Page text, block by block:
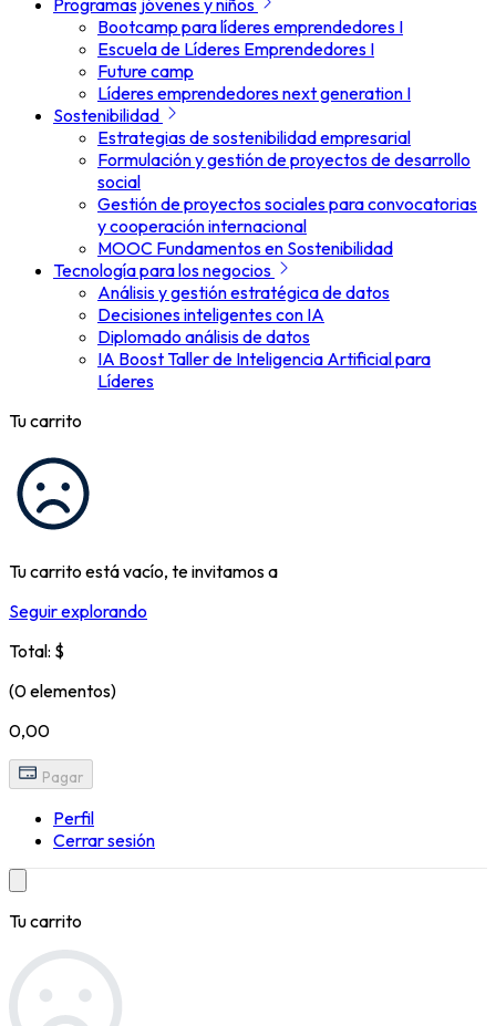
Programas jóvenes y niños
Bootcamp para líderes emprendedores I
Escuela de Líderes Emprendedores I
Future camp
Líderes emprendedores next generation I
Sostenibilidad
Estrategias de sostenibilidad empresarial
Formulación y gestión de proyectos de desarrollo
social
Gestión de proyectos sociales para convocatorias
y cooperación internacional
MOOC Fundamentos en Sostenibilidad
Tecnología para los negocios
Análisis y gestión estratégica de datos
Decisiones inteligentes con IA
Diplomado análisis de datos
IA Boost Taller de Inteligencia Artificial para
Líderes
Tu carrito
Tu carrito está vacío, te invitamos a
Seguir explorando
Total: $
(0 elementos)
0,00
Pagar
Perfil
Cerrar sesión
Tu carrito